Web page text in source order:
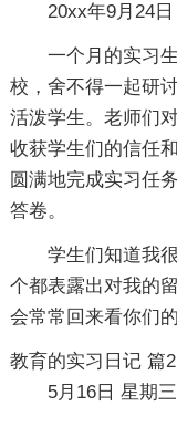
20xx年9月24
一个月的实习
校，舍不得一起研
活泼学生。老师们
收获学生们的信任
圆满地完成实习任
答卷。
学生们知道我
个都表露出对我的
会常常回来看你们的
教育的实习日记 篇2
5月16日 星期